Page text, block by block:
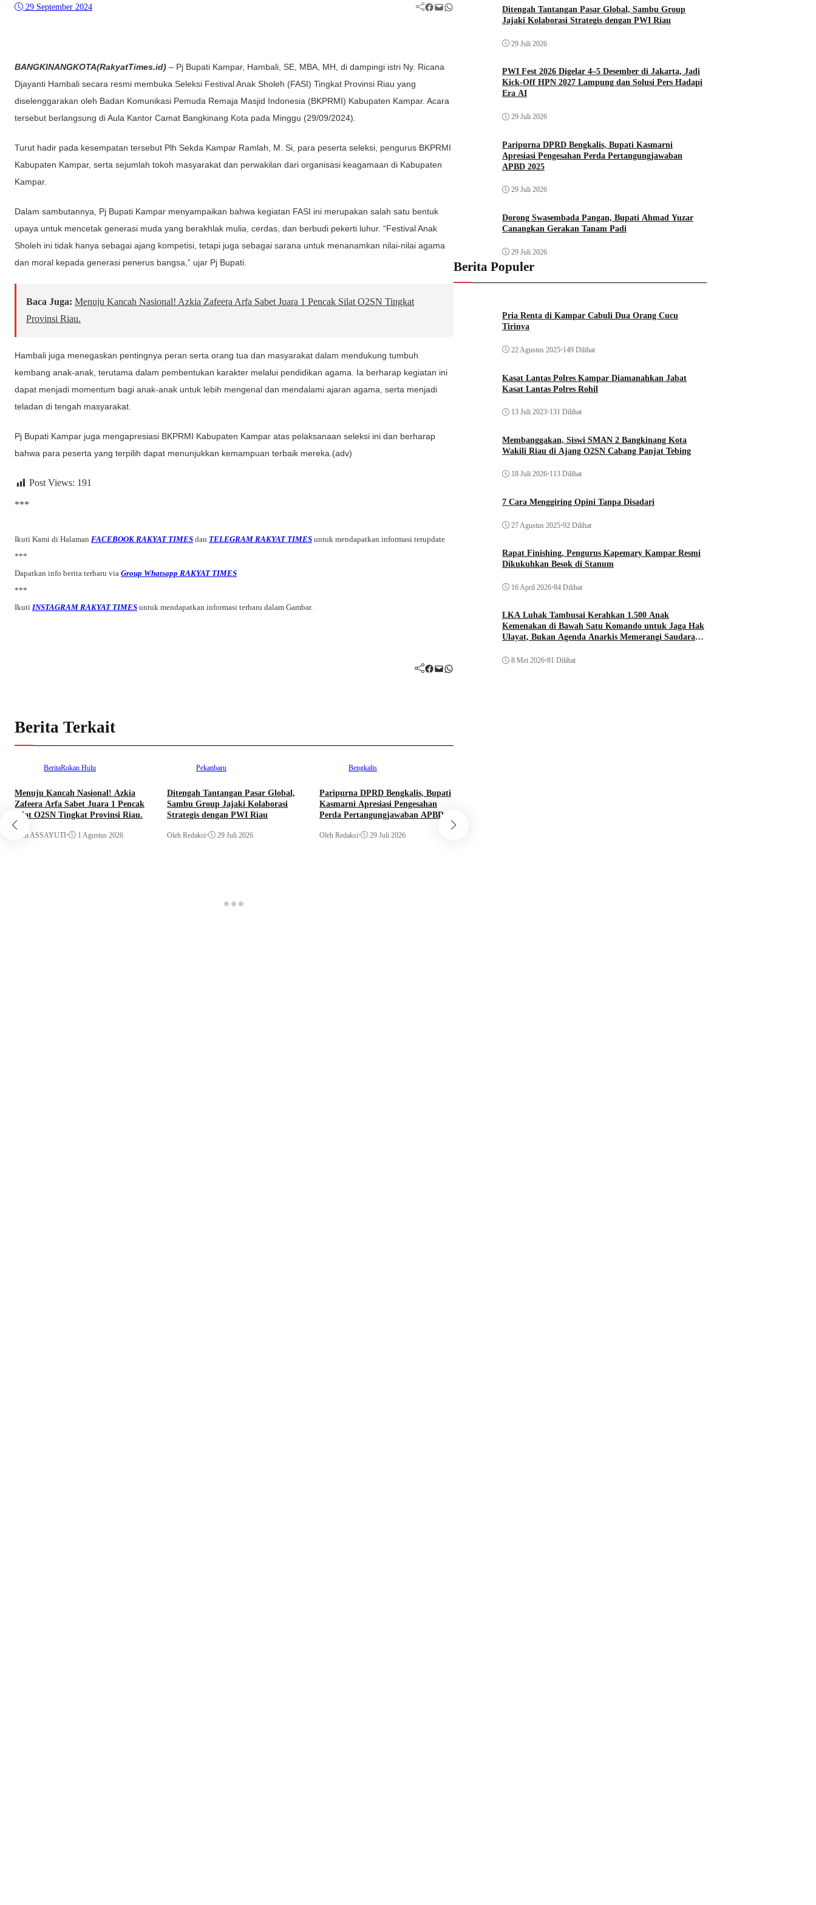
29 September 2024 Facebook Mail WhatsApp
BANGKINANGKOTA(RakyatTimes.id) – Pj Bupati Kampar, Hambali, SE, MBA, MH, di dampingi istri Ny. Ricana
Djayanti Hambali secara resmi membuka Seleksi Festival Anak Sholeh (FASI) Tingkat Provinsi Riau yang
diselenggarakan oleh Badan Komunikasi Pemuda Remaja Masjid Indonesia (BKPRMI) Kabupaten Kampar. Acara
tersebut berlangsung di Aula Kantor Camat Bangkinang Kota pada Minggu (29/09/2024).
Turut hadir pada kesempatan tersebut Plh Sekda Kampar Ramlah, M. Si, para peserta seleksi, pengurus BKPRMI
Kabupaten Kampar, serta sejumlah tokoh masyarakat dan perwakilan dari organisasi keagamaan di Kabupaten
Kampar.
Dalam sambutannya, Pj Bupati Kampar menyampaikan bahwa kegiatan FASI ini merupakan salah satu bentuk
upaya untuk mencetak generasi muda yang berakhlak mulia, cerdas, dan berbudi pekerti luhur. “Festival Anak
Sholeh ini tidak hanya sebagai ajang kompetisi, tetapi juga sebagai sarana untuk menanamkan nilai-nilai agama
dan moral kepada generasi penerus bangsa,” ujar Pj Bupati.
Baca Juga: Menuju Kancah Nasional! Azkia Zafeera Arfa Sabet Juara 1 Pencak Silat O2SN Tingkat
Provinsi Riau.
Hambali juga menegaskan pentingnya peran serta orang tua dan masyarakat dalam mendukung tumbuh
kembang anak-anak, terutama dalam pembentukan karakter melalui pendidikan agama. Ia berharap kegiatan ini
dapat menjadi momentum bagi anak-anak untuk lebih mengenal dan mendalami ajaran agama, serta menjadi
teladan di tengah masyarakat.
Pj Bupati Kampar juga mengapresiasi BKPRMI Kabupaten Kampar atas pelaksanaan seleksi ini dan berharap
bahwa para peserta yang terpilih dapat menunjukkan kemampuan terbaik mereka.(adv)
Post Views: 191
***
Ikuti Kami di Halaman FACEBOOK RAKYAT TIMES dan TELEGRAM RAKYAT TIMES untuk mendapatkan informasi terupdate
***
Dapatkan info berita terbaru via Group Whatsapp RAKYAT TIMES
***
Ikuti INSTAGRAM RAKYAT TIMES untuk mendapatkan informasi terbaru dalam Gambar.
Facebook Mail WhatsApp
Berita Terkait
BeritaRokan Hulu
Menuju Kancah Nasional! Azkia
Zafeera Arfa Sabet Juara 1 Pencak
Silat O2SN Tingkat Provinsi Riau.
Oleh ASSAYUTI• 1 Agustus 2026
Pekanbaru
Ditengah Tantangan Pasar Global,
Sambu Group Jajaki Kolaborasi
Strategis dengan PWI Riau
Oleh Redaksi• 29 Juli 2026
Bengkalis
Paripurna DPRD Bengkalis, Bupati
Kasmarni Apresiasi Pengesahan
Perda Pertangungjawaban APBD
Oleh Redaksi• 29 Juli 2026
Ditengah Tantangan Pasar Global, Sambu Group
Jajaki Kolaborasi Strategis dengan PWI Riau
29 Juli 2026
PWI Fest 2026 Digelar 4–5 Desember di Jakarta, Jadi
Kick-Off HPN 2027 Lampung dan Solusi Pers Hadapi
Era AI
29 Juli 2026
Paripurna DPRD Bengkalis, Bupati Kasmarni
Apresiasi Pengesahan Perda Pertangungjawaban
APBD 2025
29 Juli 2026
Dorong Swasembada Pangan, Bupati Ahmad Yuzar
Canangkan Gerakan Tanam Padi
29 Juli 2026
Berita Populer
Pria Renta di Kampar Cabuli Dua Orang Cucu
Tirinya
22 Agustus 2025•149 Dilihat
Kasat Lantas Polres Kampar Diamanahkan Jabat
Kasat Lantas Polres Rohil
13 Juli 2023•131 Dilihat
Membanggakan, Siswi SMAN 2 Bangkinang Kota
Wakili Riau di Ajang O2SN Cabang Panjat Tebing
18 Juli 2026•113 Dilihat
7 Cara Menggiring Opini Tanpa Disadari
27 Agustus 2025•92 Dilihat
Rapat Finishing, Pengurus Kapemary Kampar Resmi
Dikukuhkan Besok di Stanum
16 April 2026•84 Dilihat
LKA Luhak Tambusai Kerahkan 1.500 Anak
Kemenakan di Bawah Satu Komando untuk Jaga Hak
Ulayat, Bukan Agenda Anarkis Memerangi Saudara
8 Mei 2026•81 Dilihat